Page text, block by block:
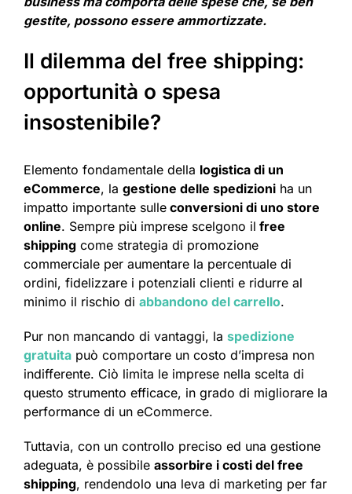
gestite, possono essere ammortizzate.
Il dilemma del free shipping:
opportunità o spesa
insostenibile?
Elemento fondamentale della logistica di un
eCommerce, la gestione delle spedizioni ha un
impatto importante sulle conversioni di uno store
online. Sempre più imprese scelgono il free
shipping come strategia di promozione
commerciale per aumentare la percentuale di
ordini, fidelizzare i potenziali clienti e ridurre al
minimo il rischio di abbandono del carrello.
Pur non mancando di vantaggi, la spedizione
gratuita può comportare un costo d’impresa non
indifferente. Ciò limita le imprese nella scelta di
questo strumento efficace, in grado di migliorare la
performance di un eCommerce.
Tuttavia, con un controllo preciso ed una gestione
adeguata, è possibile assorbire i costi del free
shipping, rendendolo una leva di marketing per far